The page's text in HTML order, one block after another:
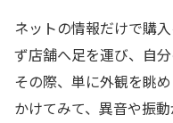
ネットの情報だけで購
ず店舗へ足を運び、自
その際、単に外観を眺
かけてみて、異音や振